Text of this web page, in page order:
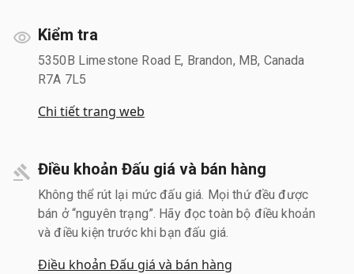
Kiểm tra
5350B Limestone Road E, Brandon, MB, Canada
R7A 7L5
Chi tiết trang web
Điều khoản Đấu giá và bán hàng
Không thể rút lại mức đấu giá. Mọi thứ đều được
bán ở “nguyên trạng”. Hãy đọc toàn bộ điều khoản
và điều kiện trước khi bạn đấu giá.
Điều khoản Đấu giá và bán hàng